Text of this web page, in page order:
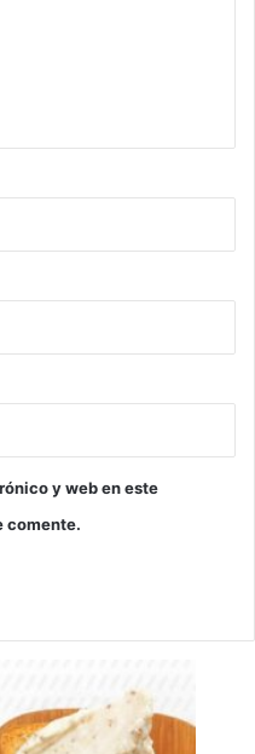
y web en este
comente.